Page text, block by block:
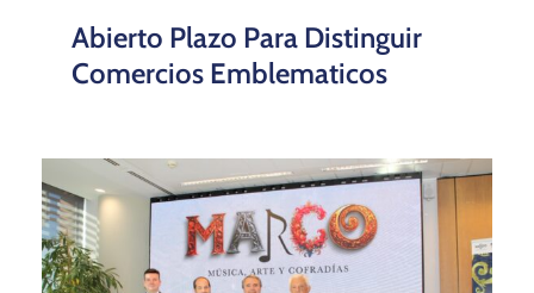
Abierto Plazo Para Distinguir
Comercios Emblematicos